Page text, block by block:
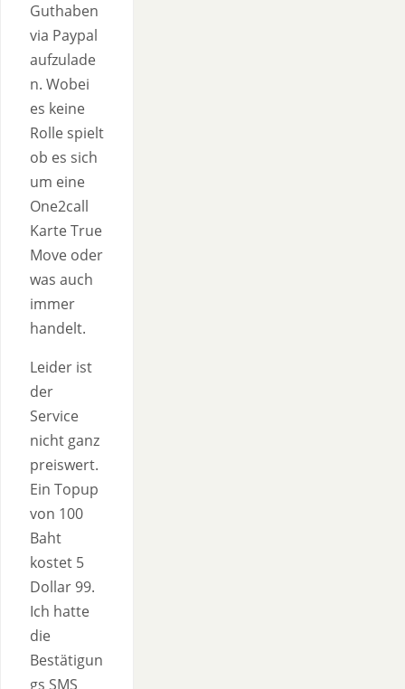
Guthaben
via Paypal
aufzulade
n. Wobei
es keine
Rolle spielt
ob es sich
um eine
One2call
Karte True
Move oder
was auch
immer
handelt.
Leider ist
der
Service
nicht ganz
preiswert.
Ein Topup
von 100
Baht
kostet 5
Dollar 99.
Ich hatte
die
Bestätigun
gs SMS